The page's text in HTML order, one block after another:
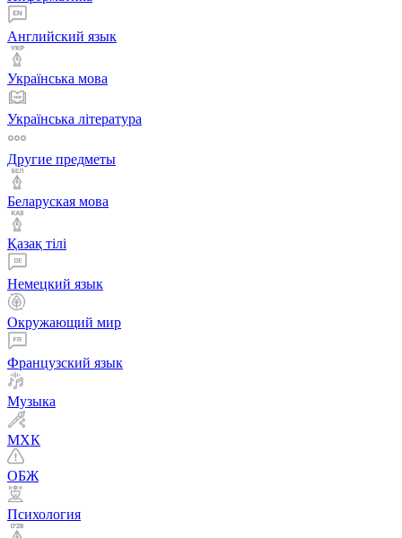
Английский язык
Українська мова
Українська література
Другие предметы
Беларуская мова
Қазақ тiлi
Немецкий язык
Окружающий мир
Французский язык
Музыка
МХК
ОБЖ
Психология